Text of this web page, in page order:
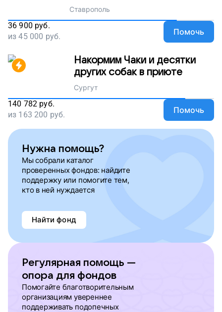
Ставрополь
36 900 руб.
из45 000 руб. Помочь
Накормим Чаки и десятки
других собак в приюте
Сургут
140 782 руб.
из 163 200 руб. Помочь
Нужна помощь?
Мы собрали каталог
проверенных фондов: найдите
поддержку или помогите тем,
кто в ней нуждается
Найти фонд
Регулярная помощь —
опора для фондов
Помогайте благотворительным
организациям увереннее
поддерживать подопечных